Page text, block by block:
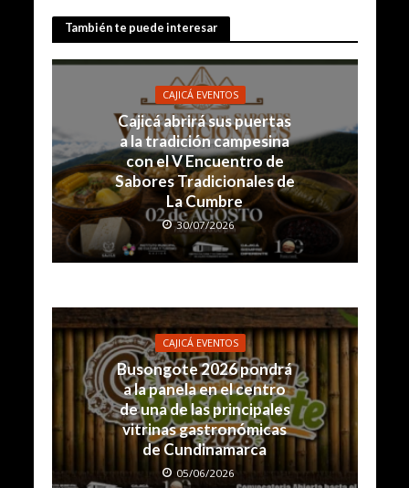
También te puede interesar
CAJICÁ EVENTOS
Cajicá abrirá sus puertas
a la tradición campesina
con el V Encuentro de
Sabores Tradicionales de
La Cumbre
30/07/2026
CAJICÁ EVENTOS
Busongote 2026 pondrá
a la panela en el centro
de una de las principales
vitrinas gastronómicas
de Cundinamarca
05/06/2026